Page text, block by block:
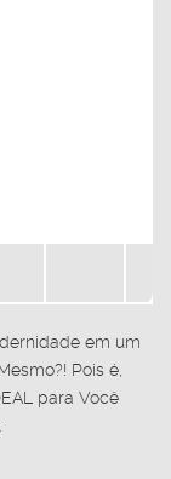
em um
Pois é,
para Você